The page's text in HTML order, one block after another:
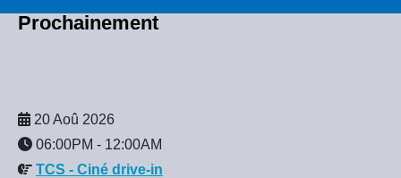
Prochainement
20 Aoû 2026
06:00PM - 12:00AM
TCS - Ciné drive-in